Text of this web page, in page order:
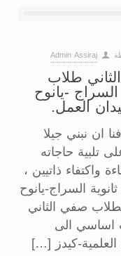
Admin Assiraj
طلاب
السراج -يانوح
العمل‏.
ان نبني جيلا
تلبية حاجاته
واكتفاء ذاتيين ،
السراج-يانوح
صفي الثاني
اساسي الى
العلمية-كيدز […]